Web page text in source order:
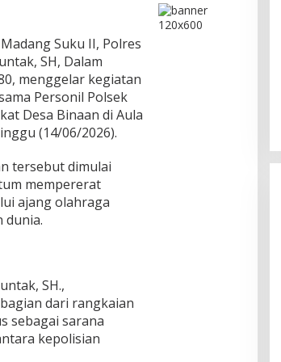
Suku II, Polres
SH, Dalam
menggelar kegiatan
Personil Polsek
Desa Binaan di Aula
(14/06/2026).
tersebut dimulai
mempererat
ajang olahraga
dunia.
SH.,
dari rangkaian
sebagai sarana
kepolisian
DPC PPP Jakarta Utara Gelar
Ta’aruf / Silaturahmi dan
Penyerahan SK Pengurus Baru,
Fokus Konsolidasi Jelang
Musancab 13 September 2026
Di Politik | Agustus 2, 2026